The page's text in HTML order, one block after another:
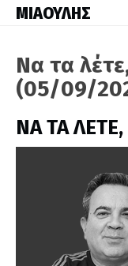
ΜΙΑΟΥΛΗΣ
Να τα
(05/09/
ΝΑ ΤΑ